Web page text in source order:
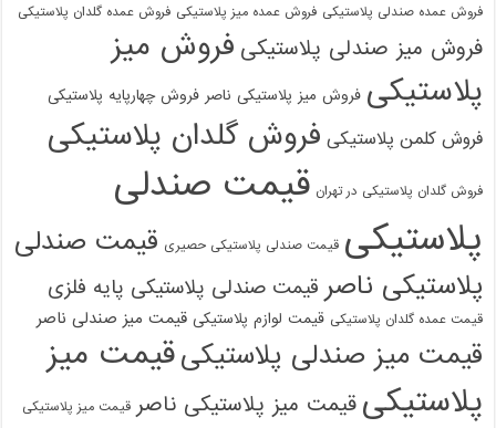
فروش عمده صندلی پلاستیکی فروش عمده میز پلاستیکی فروش عمده گلدان پلاستیکی
فروش میز صندلی پلاستیکی فروش میز
پلاستیکی فروش میز پلاستیکی ناصر فروش چهارپایه پلاستیکی
فروش کلمن پلاستیکی فروش گلدان پلاستیکی
فروش گلدان پلاستیکی در تهران قیمت صندلی
پلاستیکی قیمت صندلی پلاستیکی حصیری قیمت صندلی
پلاستیکی ناصر قیمت صندلی پلاستیکی پایه فلزی
قیمت عمده گلدان پلاستیکی قیمت لوازم پلاستیکی قیمت میز صندلی ناصر
قیمت میز صندلی پلاستیکیقیمت میز
پلاستیکی قیمت میز پلاستیکی ناصر قیمت میز پلاستیکی